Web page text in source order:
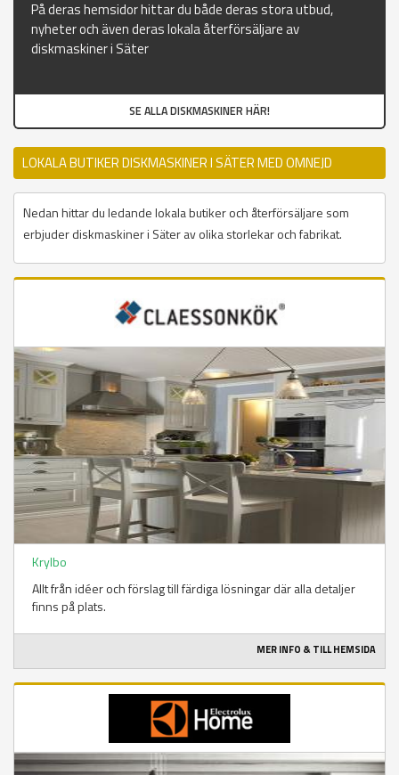
På deras hemsidor hittar du både deras stora utbud,
nyheter och även deras lokala återförsäljare av
diskmaskiner i Säter
SE ALLA DISKMASKINER HÄR!
LOKALA BUTIKER DISKMASKINER I SÄTER MED OMNEJD
Nedan hittar du ledande lokala butiker och återförsäljare som
erbjuder diskmaskiner i Säter av olika storlekar och fabrikat.
Krylbo
Allt från idéer och förslag till färdiga lösningar där alla detaljer
finns på plats.
MER INFO & TILL HEMSIDA